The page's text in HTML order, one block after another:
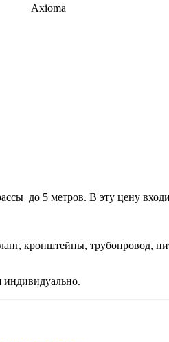
Axioma
до 5 метров. В эту цену
кронштейны, трубопровод,
индивидуально.